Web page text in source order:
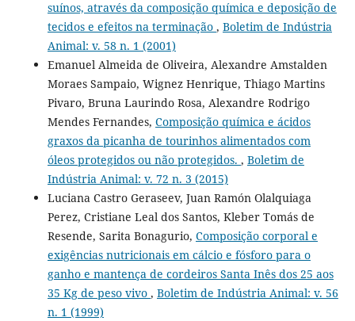
suínos, através da composição química e deposição de
tecidos e efeitos na terminação , Boletim de Indústria
Animal: v. 58 n. 1 (2001)
Emanuel Almeida de Oliveira, Alexandre Amstalden
Moraes Sampaio, Wignez Henrique, Thiago Martins
Pivaro, Bruna Laurindo Rosa, Alexandre Rodrigo
Mendes Fernandes, Composição química e ácidos
graxos da picanha de tourinhos alimentados com
óleos protegidos ou não protegidos. , Boletim de
Indústria Animal: v. 72 n. 3 (2015)
Luciana Castro Geraseev, Juan Ramón Olalquiaga
Perez, Cristiane Leal dos Santos, Kleber Tomás de
Resende, Sarita Bonagurio, Composição corporal e
exigências nutricionais em cálcio e fósforo para o
ganho e mantença de cordeiros Santa Inês dos 25 aos
35 Kg de peso vivo , Boletim de Indústria Animal: v. 56
n. 1 (1999)